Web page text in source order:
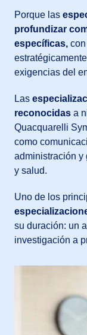
Porque las
profundizar
específicas,
exigencias del
Las
reconocidas a
Quacquarelli
como
administración y
y salud.
Uno de los
su duración: un
investigación a